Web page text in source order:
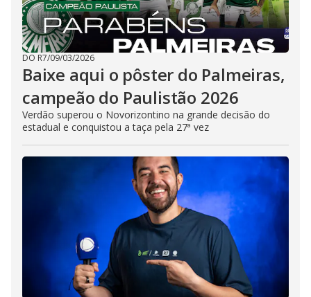
DO R7/09/03/2026
Baixe aqui o pôster do Palmeiras,
campeão do Paulistão 2026
Verdão superou o Novorizontino na grande decisão do
estadual e conquistou a taça pela 27ª vez